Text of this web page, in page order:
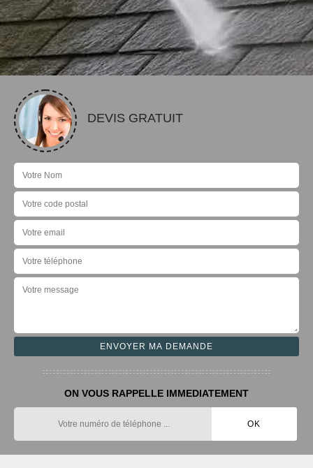
DEVIS GRATUIT
ON VOUS RAPPELLE IMMEDIATEMENT